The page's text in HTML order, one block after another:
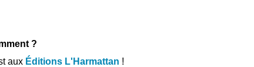
?
aux Éditions L'Harmattan !